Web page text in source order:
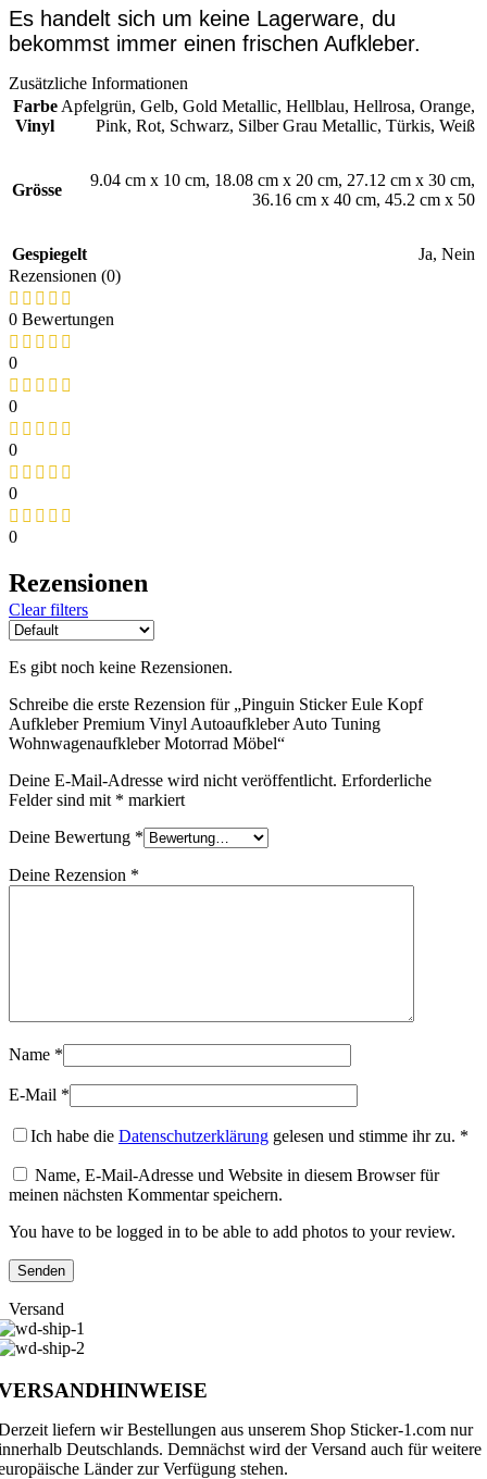
Es handelt sich um keine Lagerware, du
bekommst immer einen frischen Aufkleber.
Zusätzliche Informationen
Farbe
Vinyl
Apfelgrün, Gelb, Gold Metallic, Hellblau, Hellrosa, Orange,
Pink, Rot, Schwarz, Silber Grau Metallic, Türkis, Weiß
Grösse
9.04 cm x 10 cm, 18.08 cm x 20 cm, 27.12 cm x 30 cm,
36.16 cm x 40 cm, 45.2 cm x 50
Gespiegelt Ja, Nein
Rezensionen (0)
0 Bewertungen
0
0
0
0
0
Rezensionen
Clear filters
Es gibt noch keine Rezensionen.
Schreibe die erste Rezension für „Pinguin Sticker Eule Kopf
Aufkleber Premium Vinyl Autoaufkleber Auto Tuning
Wohnwagenaufkleber Motorrad Möbel“
Deine E-Mail-Adresse wird nicht veröffentlicht. Erforderliche
Felder sind mit * markiert
Deine Bewertung *
Deine Rezension *
Name *
E-Mail *
Ich habe die Datenschutzerklärung gelesen und stimme ihr zu. *
Name, E-Mail-Adresse und Website in diesem Browser für
meinen nächsten Kommentar speichern.
You have to be logged in to be able to add photos to your review.
Versand
liefern wir Bestellungen aus unserem Shop Sticker-1.com nur
Deutschlands. Demnächst wird der Versand auch für weitere
Länder zur Verfügung stehen.